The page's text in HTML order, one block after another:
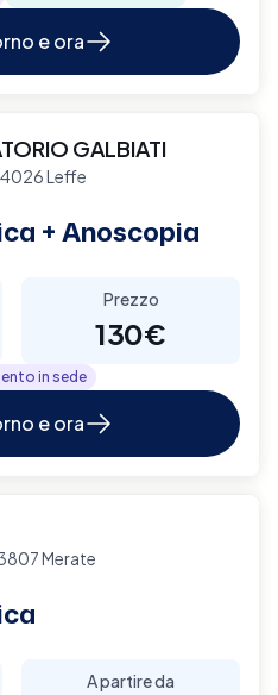
e ora
GALBIATI
Leffe
+ Anoscopia
Prezzo
130€
in sede
e ora
Merate
A partire da